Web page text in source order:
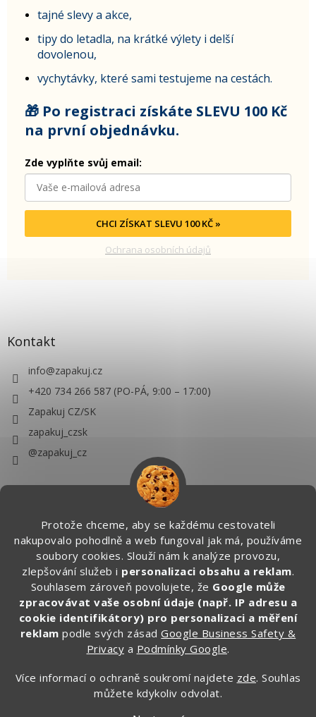
Protože chceme, aby se každému cestovateli
nakupovalo pohodlně a web fungoval jak má, používáme
soubory cookies. Slouží nám k analýze provozu,
zlepšování služeb i personalizaci obsahu a reklam.
Souhlasem zároveň povolujete, že Google může
zpracovávat vaše osobní údaje (např. IP adresu a
cookie identifikátory) pro personalizaci a měření
reklam podle svých zásadGoogle Business Safety &
Privacy a Podmínky Google.
Více informací o ochraně soukromí najdete zde. Souhlas
můžete kdykoliv odvolat.
tajné slevy a akce,
tipy do letadla, na krátké výlety i delší
dovolenou,
vychytávky, které sami testujeme na cestách.
🎁 Po registraci získáte SLEVU 100 Kč
na první objednávku.
Zde vyplňte svůj email:
CHCI ZÍSKAT SLEVU 100 KČ »
Ochrana osobních údajů
Kontakt
info@zapakuj.cz
+420 734 266 587 (PO-PÁ, 9:00 – 17:00)
Zapakuj CZ/SK
zapakuj_czsk
@zapakuj_cz
Vytvořil Shoptet